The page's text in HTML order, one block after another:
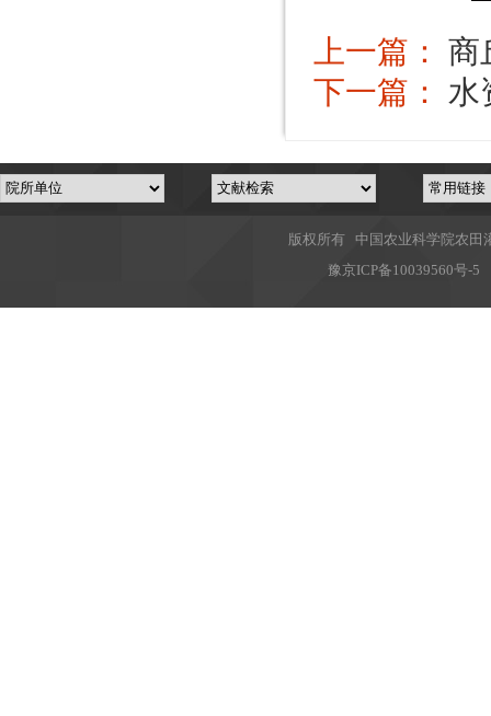
上一篇： 商
下一篇： 水
版权所有 中国农业科学院农
豫京ICP备10039560号-5